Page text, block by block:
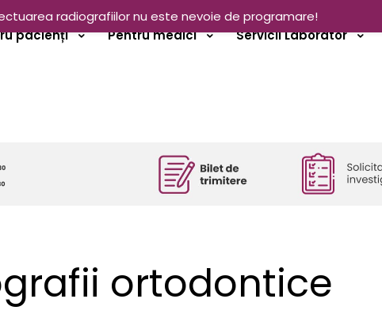
pacienți Pentru medici Servicii Laborator
ortodontice
radiografiilor nu este nevoie de programare!